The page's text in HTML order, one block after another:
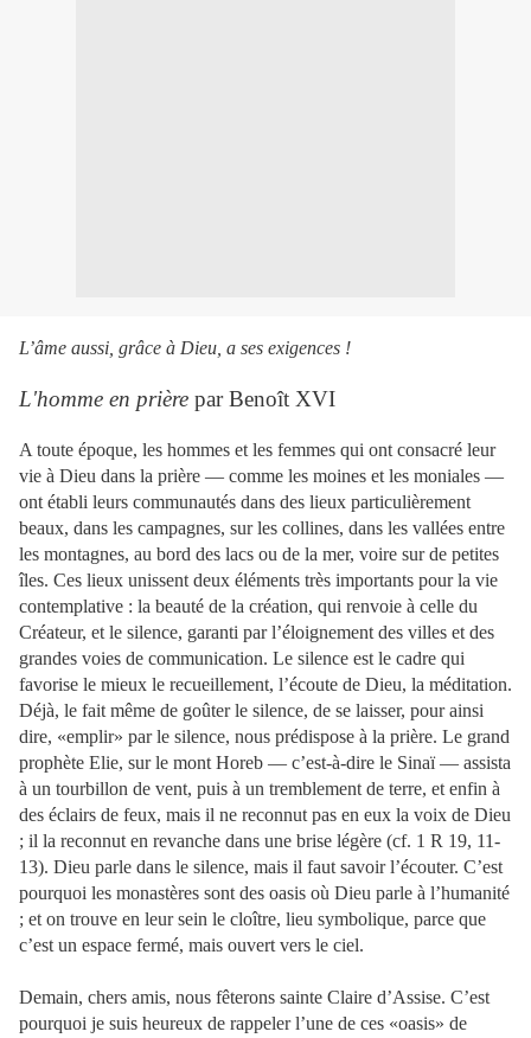
L’âme aussi, grâce à Dieu, a ses exigences !
L'homme en prière par Benoît XVI
A toute époque, les hommes et les femmes qui ont consacré leur
vie à Dieu dans la prière — comme les moines et les moniales —
ont établi leurs communautés dans des lieux particulièrement
beaux, dans les campagnes, sur les collines, dans les vallées entre
les montagnes, au bord des lacs ou de la mer, voire sur de petites
îles. Ces lieux unissent deux éléments très importants pour la vie
contemplative : la beauté de la création, qui renvoie à celle du
Créateur, et le silence, garanti par l’éloignement des villes et des
grandes voies de communication. Le silence est le cadre qui
favorise le mieux le recueillement, l’écoute de Dieu, la méditation.
Déjà, le fait même de goûter le silence, de se laisser, pour ainsi
dire, «emplir» par le silence, nous prédispose à la prière. Le grand
prophète Elie, sur le mont Horeb — c’est-à-dire le Sinaï — assista
à un tourbillon de vent, puis à un tremblement de terre, et enfin à
des éclairs de feux, mais il ne reconnut pas en eux la voix de Dieu
; il la reconnut en revanche dans une brise légère (cf. 1 R 19, 11-
13). Dieu parle dans le silence, mais il faut savoir l’écouter. C’est
pourquoi les monastères sont des oasis où Dieu parle à l’humanité
; et on trouve en leur sein le cloître, lieu symbolique, parce que
c’est un espace fermé, mais ouvert vers le ciel.
Demain, chers amis, nous fêterons sainte Claire d’Assise. C’est
pourquoi je suis heureux de rappeler l’une de ces «oasis» de